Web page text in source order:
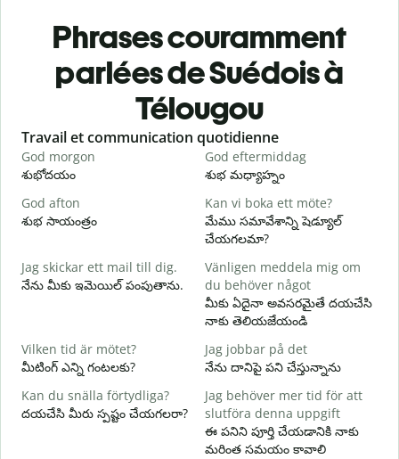
Phrases couramment
parlées de Suédois à
Télougou
Slide 1 of 6
Travail et communication quotidienne
God morgon
శుభోదయం
God eftermiddag
శుభ మధ్యాహ్నం
God afton
శుభ సాయంత్రం
Kan vi boka ett möte?
మేము సమావేశాన్ని షెడ్యూల్
చేయగలమా?
Jag skickar ett mail till dig.
నేను మీకు ఇమెయిల్ పంపుతాను.
Vänligen meddela mig om
du behöver något
మీకు ఏదైనా అవసరమైతే దయచేసి
నాకు తెలియజేయండి
Vilken tid är mötet?
మీటింగ్ ఎన్ని గంటలకు?
Jag jobbar på det
నేను దానిపై పని చేస్తున్నాను
Kan du snälla förtydliga?
దయచేసి మీరు స్పష్టం చేయగలరా?
Jag behöver mer tid för att
slutföra denna uppgift
ఈ పనిని పూర్తి చేయడానికి నాకు
మరింత సమయం కావాలి